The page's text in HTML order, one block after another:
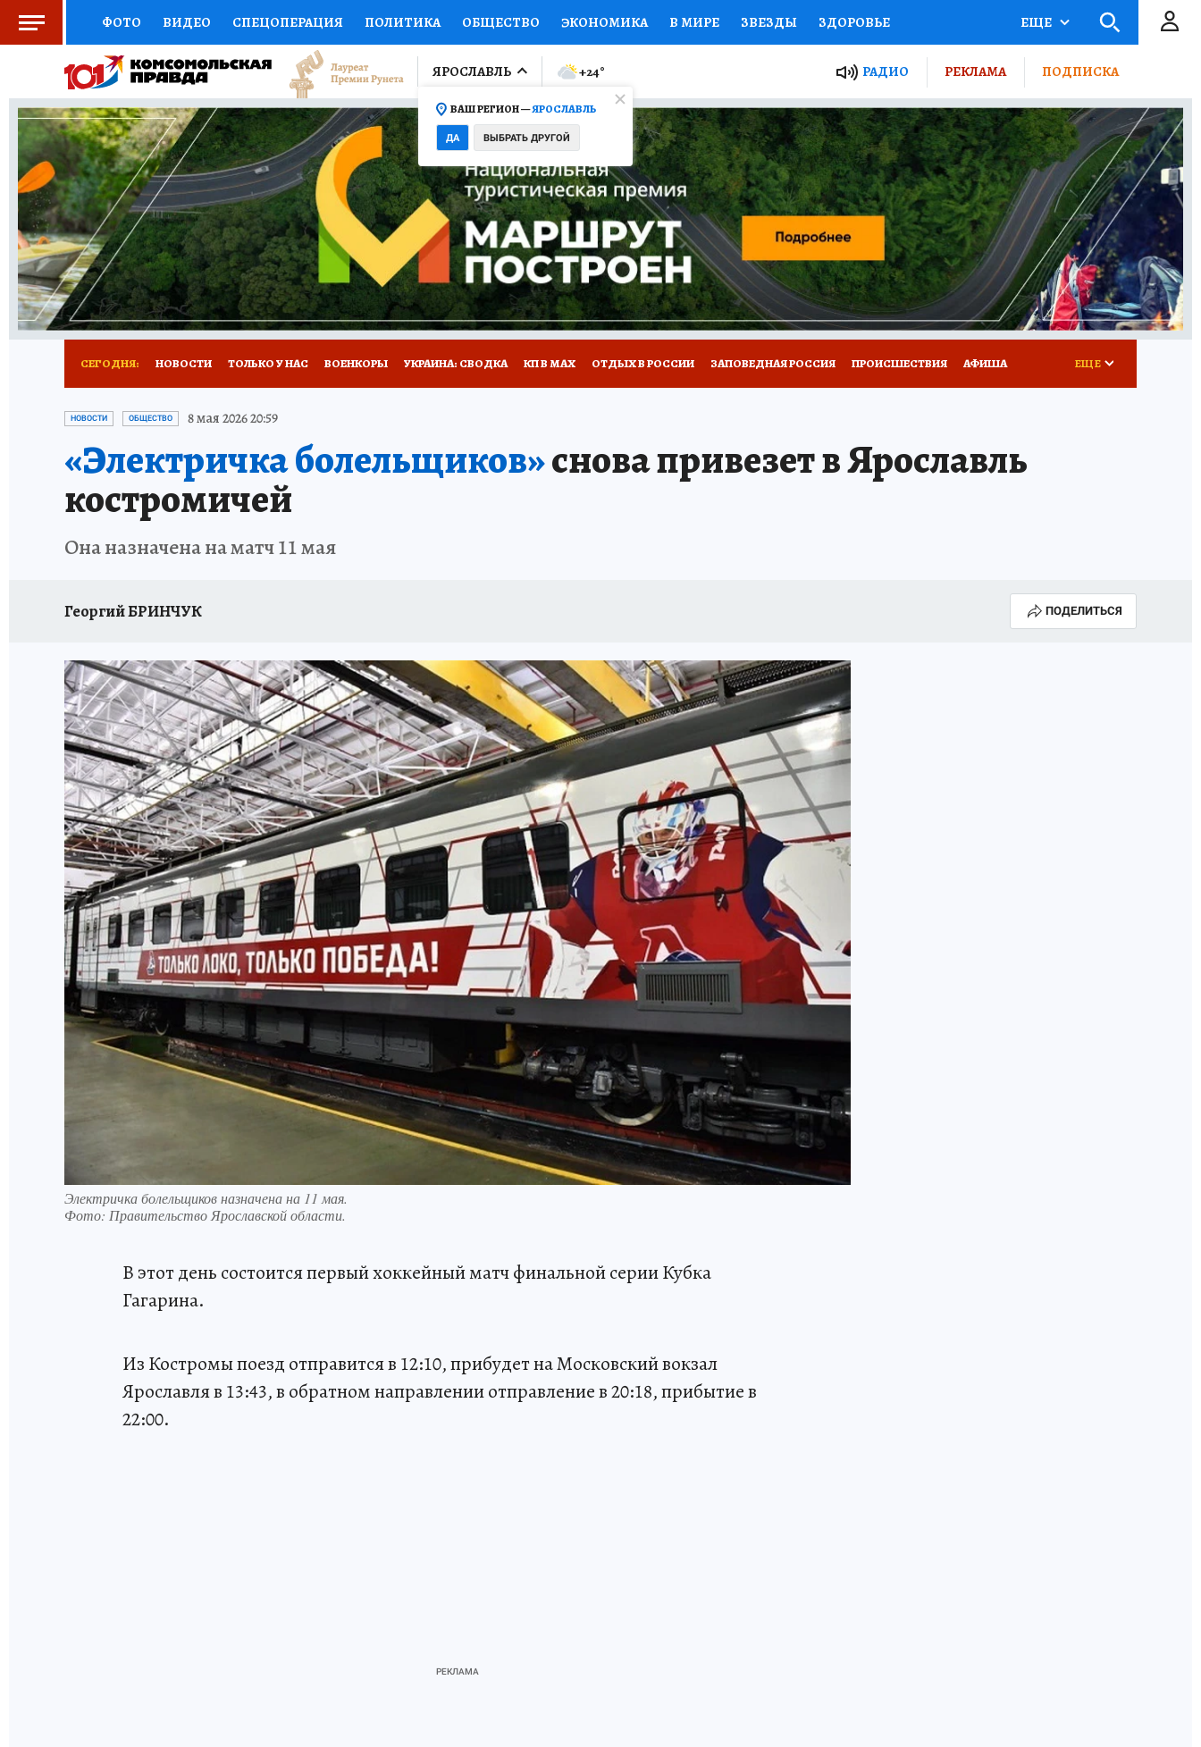
ФОТО ВИДЕО СПЕЦОПЕРАЦИЯ ПОЛИТИКА ОБЩЕСТВО ЭКОНОМИКА В МИРЕ ЗВЕЗДЫ ЗДОРОВЬЕ
СОЦПОДДЕРЖКА НАУКА СПОРТ КОЛУМНИСТЫ ПРОИСШЕСТВИЯ НАЦИОНАЛЬНЫЕ ПРОЕКТЫ РОССИИ
ВЫБОР ЭКСПЕРТОВ ДОКТОР ФИНАНСЫ ОТКРЫВАЕМ МИР Я ЗНАЮ СЕМЬЯ ЖЕНСКИЕ СЕКРЕТЫ ПУТЕВОДИТЕЛЬ
КНИЖНАЯ ПОЛКА ПРОГНОЗЫ НА СПОРТ ПРОМОКОДЫ СЕРИАЛЫ СПЕЦПРОЕКТЫ ДЕФИЦИТ ЖЕЛЕЗА ТУРИЗМ
ПРЕСС-ЦЕНТР НЕДВИЖИМОСТЬ ТЕЛЕВИЗОР КОЛЛЕКЦИИ КОНКУРСЫ РАБОТА У НАС ГИД ПОТРЕБИТЕЛЯ ВСЕ О КП
РАДИО КП РЕКЛАМА ТЕСТЫ НОВОЕ НА САЙТЕ ОБЪЯВЛЕНИЯ
ЕЩЕ
ЯРОСЛАВЛЬ
ВАШ РЕГИОН —ЯРОСЛАВЛЬ
ДА ВЫБРАТЬ ДРУГОЙ
+24° РАДИО РЕКЛАМА ПОДПИСКА
СЕГОДНЯ: НОВОСТИ ТОЛЬКО У НАС ВОЕНКОРЫ УКРАИНА: СВОДКА КП В МАХ ОТДЫХ В РОССИИ ЗАПОВЕДНАЯ РОССИЯ ПРОИСШЕСТВИЯ АФИША
ГЕРОИ ЯРОСЛАВИИ
ЕЩЕ
НОВОСТИ ОБЩЕСТВО 8 мая 2026 20:59
«Электричка болельщиков»снова привезет в Ярославль
костромичей
Она назначена на матч 11 мая
Георгий БРИНЧУК ПОДЕЛИТЬСЯ
Электричка болельщиков назначена на 11 мая.
Фото: Правительство Ярославской области.
В этот день состоится первый хоккейный матч финальной серии Кубка
Гагарина.
Из Костромы поезд отправится в 12:10, прибудет на Московский вокзал
Ярославля в 13:43, в обратном направлении отправление в 20:18, прибытие в
22:00.